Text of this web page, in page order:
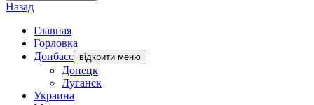
Назад
Главная
Горловка
Донбасс відкрити меню
Донецк
Луганск
Украина